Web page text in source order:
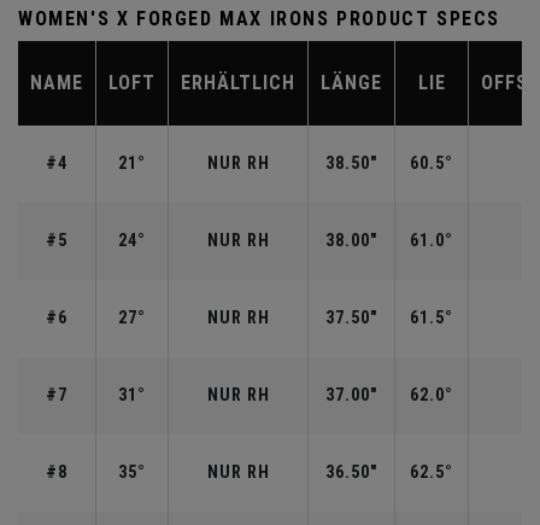
WOMEN'S X FORGED MAX IRONS PRODUCT SPECS
NAME LOFT ERHÄLTLICH LÄNGE LIE
#4 21° NUR RH 38.50" 60.5°
#5 24° NUR RH 38.00" 61.0°
#6 27° NUR RH 37.50" 61.5°
#7 31° NUR RH 37.00" 62.0°
#8 35° NUR RH 36.50" 62.5°